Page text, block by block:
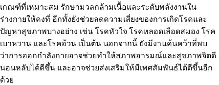
เกณฑ์ที่เหมาะสม รักษามวลกล้ามเนื้อและระดับพลังงานใน
ร่างกายให้คงที่ อีกทั้งยังช่วยลดความเสี่ยงของการเกิดโรคและ
ปัญหาสุขภาพบางอย่าง เช่น โรคหัวใจ โรคหลอดเลือดสมอง โรค
เบาหวาน และโรคอ้วน เป็นต้น นอกจากนี้ ยังมีงานค้นคว้าที่พบ
ว่าการออกกำลังกายอาจช่วยทำให้สภาพอารมณ์และสุขภาพจิตดี
นอนหลับได้ดีขึ้น และอาจช่วยส่งเสริมให้มีเพศสัมพันธ์ได้ดีขึ้นอีก
ด้วย